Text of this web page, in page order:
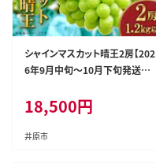
シャインマスカット晴王2房【202
6年9月中旬～10月下旬発送予
18,500円
井原市